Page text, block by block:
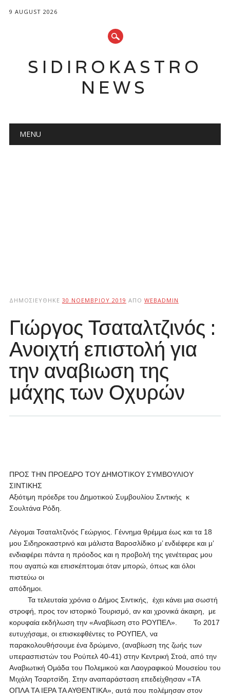
9 AUGUST 2026
SIDIROKASTRO
NEWS
Main menu
MENU
ΔΗΜΟΣΙΕΎΘΗΚΕ 30 ΝΟΕΜΒΡΊΟΥ 2019 ΑΠΌ WEBADMIN
Γιώργος Τσαταλτζινός :
Ανοιχτή επιστολή για
την αναβιωση της
μάχης των Οχυρών
ΠΡΟΣ ΤΗΝ ΠΡΟΕΔΡΟ ΤΟΥ ΔΗΜΟΤΙΚΟΥ ΣΥΜΒΟΥΛΙΟΥ
ΣΙΝΤΙΚΗΣ
Αξιότιμη πρόεδρε του Δημοτικού Συμβουλίου Σιντικής κ
Σουλτάνα Ρόδη.
Λέγομαι Τσαταλτζινός Γεώργιος. Γέννημα θρέμμα έως και τα 18
μου Σιδηροκαστρινό και μάλιστα Βαροσλίδικο μ’ ενδιέφερε και μ’
ενδιαφέρει πάντα η πρόοδος και η προβολή της γενέτειρας μου
που αγαπώ και επισκέπτομαι όταν μπορώ, όπως και όλοι
πιστεύω οι
απόδημοι.
Τα τελευταία χρόνια ο Δήμος Σιντικής, έχει κάνει μια σωστή
στροφή, προς τον ιστορικό Τουρισμό, αν και χρονικά άκαιρη, με
κορυφαία εκδήλωση την «Αναβίωση στο ΡΟΥΠΕΛ». Το 2017
ευτυχήσαμε, οι επισκεφθέντες το ΡΟΥΠΕΛ, να
παρακολουθήσουμε ένα δρώμενο, (αναβίωση της ζωής των
υπερασπιστών του Ρούπελ 40-41) στην Κεντρική Στοά, από την
Αναβιωτική Ομάδα του Πολεμικού και Λαογραφικού Μουσείου του
Μιχάλη Τσαρτσίδη. Στην αναπαράσταση επεδείχθησαν «ΤΑ
ΟΠΛΑ ΤΑ ΙΕΡΑ ΤΑ ΑΥΘΕΝΤΙΚΑ», αυτά που πολέμησαν στον